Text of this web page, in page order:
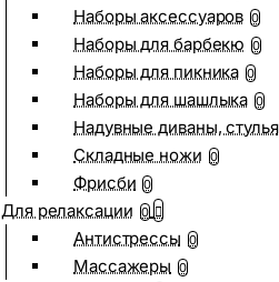
Наборы аксессуаров 0
Наборы для барбекю 0
Наборы для пикника 0
Наборы для шашлыка 0
Надувные диваны, стулья
Складные ножи 0
Фрисби 0
Для релаксации 0
Антистрессы 0
Массажеры 0